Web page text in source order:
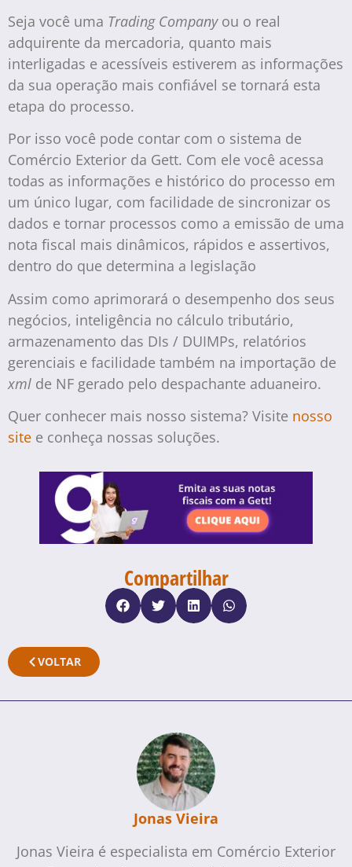
Seja você uma Trading Companyou o real
adquirente da mercadoria, quanto mais
interligadas e acessíveis estiverem as informações
da sua operação mais confiável se tornará esta
etapa do processo.
Por isso você pode contar com o sistema de
Comércio Exterior da Gett. Com ele você acessa
todas as informações e histórico do processo em
um único lugar, com facilidade de sincronizar os
dados e tornar processos como a emissão de uma
nota fiscal mais dinâmicos, rápidos e assertivos,
dentro do que determina a legislação
Assim como aprimorará o desempenho dos seus
negócios, inteligência no cálculo tributário,
armazenamento das DIs / DUIMPs, relatórios
gerenciais e facilidade também na importação de
xml de NF gerado pelo despachante aduaneiro.
Quer conhecer mais nosso sistema? Visite nosso
site e conheça nossas soluções.
Compartilhar
VOLTAR
Jonas Vieira
Jonas Vieira é especialista em Comércio Exterior